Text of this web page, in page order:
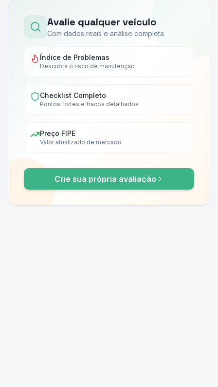
Avalie qualquer veículo
Com dados reais e análise completa
Índice de Problemas
Descubra o risco de manutenção
Checklist Completo
Pontos fortes e fracos detalhados
Preço FIPE
Valor atualizado de mercado
Crie sua própria avaliação